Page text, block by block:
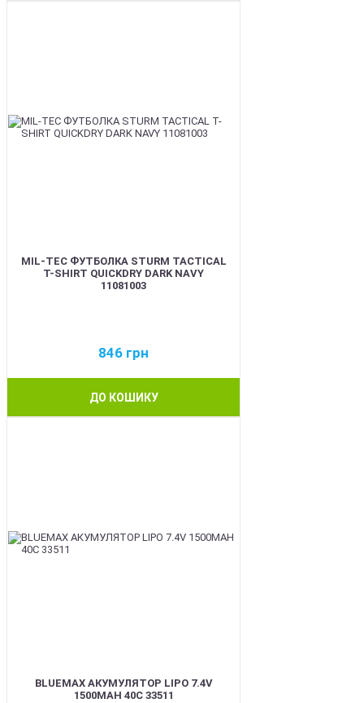
MIL-TEC ФУТБОЛКА STURM TACTICAL
T-SHIRT QUICKDRY DARK NAVY
11081003
846 грн
ДО КОШИКУ
BLUEMAX АКУМУЛЯТОР LIPO 7.4V
1500MAH 40C 33511